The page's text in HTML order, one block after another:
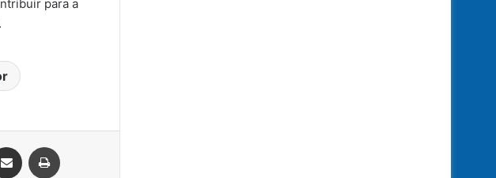
para a
Compartilhar via e-mail